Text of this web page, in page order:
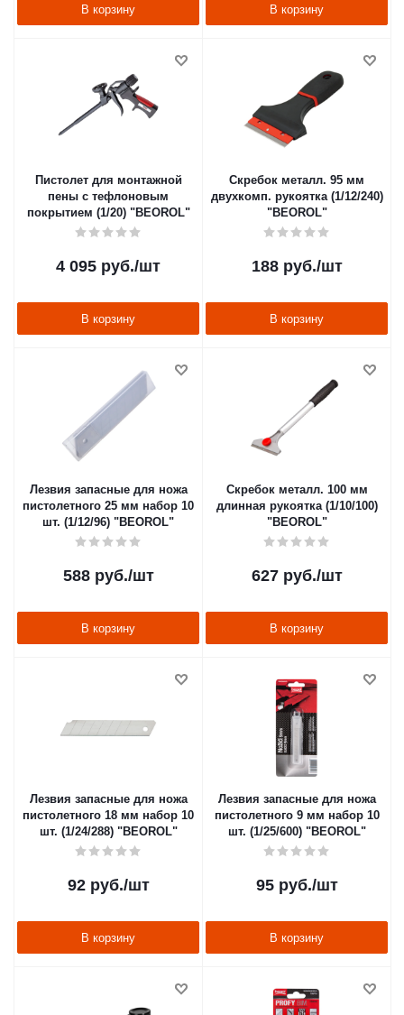
В корзину В корзину
Пистолет для монтажной
пены с тефлоновым
покрытием (1/20) "BEOROL"
4 095 руб./шт
В корзину
Скребок металл. 95 мм
двухкомп. рукоятка (1/12/240)
"BEOROL"
188руб./шт
В корзину
Лезвия запасные для ножа
пистолетного 25 мм набор 10
шт. (1/12/96) "BEOROL"
588руб./шт
В корзину
Скребок металл. 100 мм
длинная рукоятка (1/10/100)
"BEOROL"
627руб./шт
В корзину
Лезвия запасные для ножа
пистолетного 18 мм набор 10
шт. (1/24/288) "BEOROL"
92руб./шт
В корзину
Лезвия запасные для ножа
пистолетного 9 мм набор 10
шт. (1/25/600) "BEOROL"
95руб./шт
В корзину